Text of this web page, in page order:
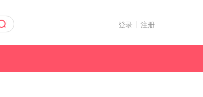
登录 注册